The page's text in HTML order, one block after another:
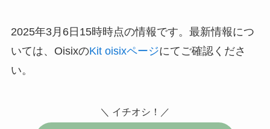
2025年3月6日15時時点の情報です。最新情報につ
いては、OisixのKit oisixページにてご確認くださ
い。
＼ イチオシ！／